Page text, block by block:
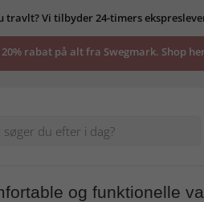
travlt? Vi tilbyder 24-timers
rabat på alt fra Swegmark. Shop
og funktionelle